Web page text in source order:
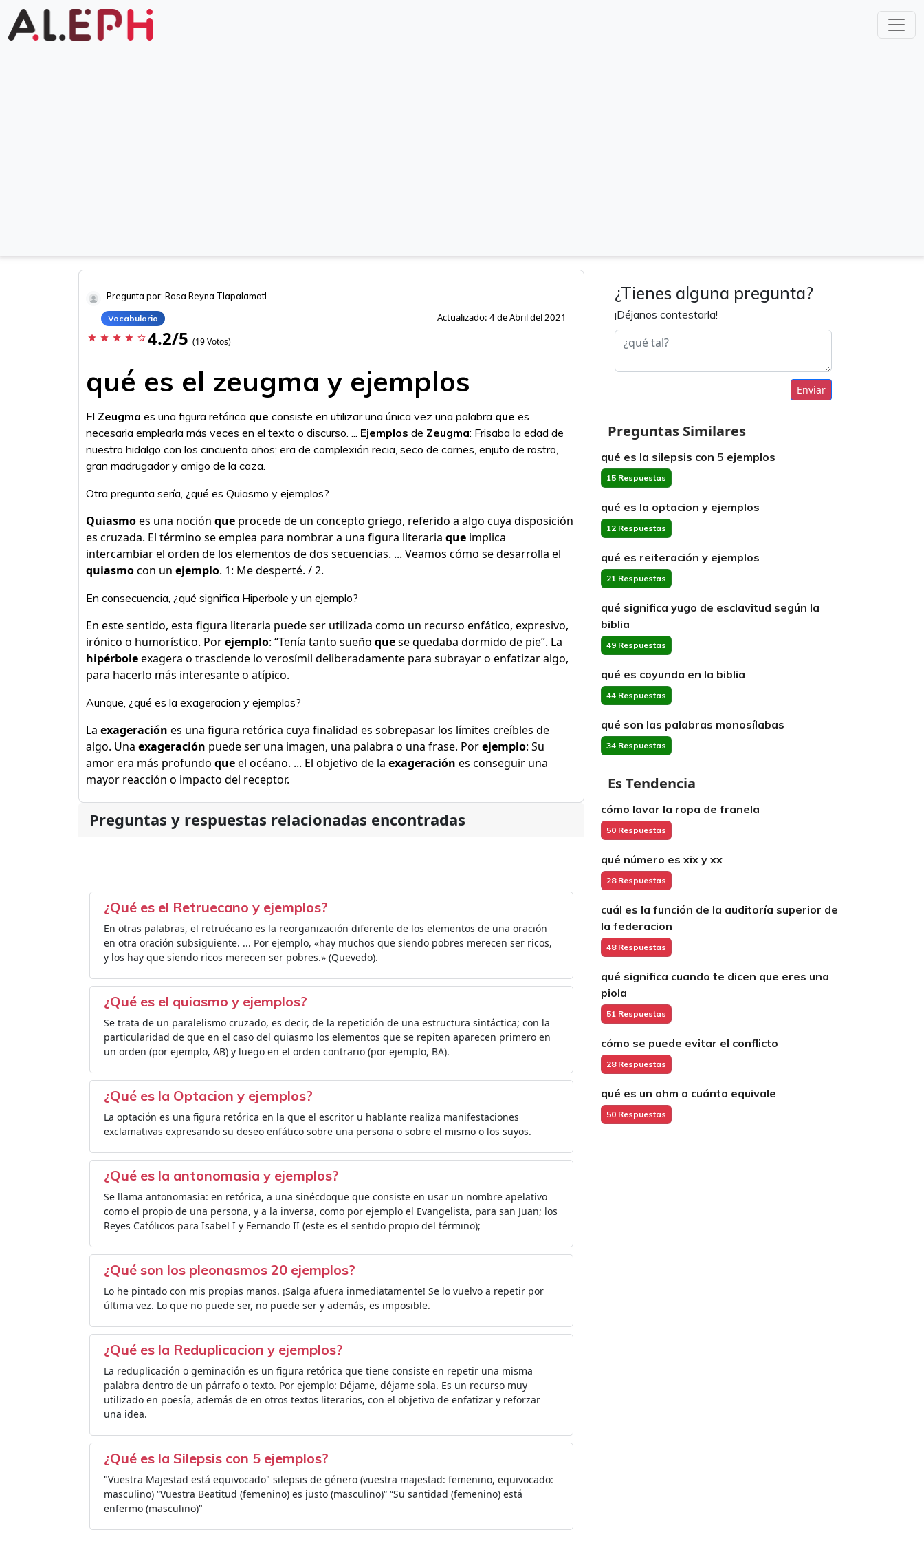
Pregunta por: Rosa Reyna Tlapalamatl
Vocabulario Actualizado: 4 de Abril del 2021
star star star star star_border 4.2/5 (19 Votos)
qué es el zeugma y ejemplos
El Zeugma es una figura retórica que consiste en utilizar una única vez una palabra que es
necesaria emplearla más veces en el texto o discurso. ... Ejemplos de Zeugma: Frisaba la edad de
nuestro hidalgo con los cincuenta años; era de complexión recia, seco de carnes, enjuto de rostro,
gran madrugador y amigo de la caza.
Otra pregunta sería, ¿qué es Quiasmo y ejemplos?
Quiasmoes una noción que procede de un concepto griego, referido a algo cuya disposición
es cruzada. El término se emplea para nombrar a una figura literaria que implica
intercambiar el orden de los elementos de dos secuencias. ... Veamos cómo se desarrolla el
quiasmocon un ejemplo. 1: Me desperté. / 2.
En consecuencia, ¿qué significa Hiperbole y un ejemplo?
En este sentido, esta figura literaria puede ser utilizada como un recurso enfático, expresivo,
irónico o humorístico. Porejemplo: “Tenía tanto sueño quese quedaba dormido de pie”. La
hipérboleexagera o trasciende lo verosímil deliberadamente para subrayar o enfatizar algo,
para hacerlo más interesante o atípico.
Aunque, ¿qué es la exageracion y ejemplos?
La exageración es una figura retórica cuya finalidad es sobrepasar los límites creíbles de
algo. Una exageración puede ser una imagen, una palabra o una frase. Porejemplo: Su
amor era más profundo queel océano. ... El objetivo de la exageración es conseguir una
mayor reacción o impacto del receptor.
Preguntas y respuestas relacionadas encontradas
¿Qué es el Retruecano y ejemplos?
En otras palabras, el retruécano es la reorganización diferente de los elementos de una oración
en otra oración subsiguiente. ... Por ejemplo, «hay muchos que siendo pobres merecen ser ricos,
y los hay que siendo ricos merecen ser pobres.» (Quevedo).
¿Qué es el quiasmo y ejemplos?
Se trata de un paralelismo cruzado, es decir, de la repetición de una estructura sintáctica; con la
particularidad de que en el caso del quiasmo los elementos que se repiten aparecen primero en
un orden (por ejemplo, AB) y luego en el orden contrario (por ejemplo, BA).
¿Qué es la Optacion y ejemplos?
La optación es una figura retórica en la que el escritor u hablante realiza manifestaciones
exclamativas expresando su deseo enfático sobre una persona o sobre el mismo o los suyos.
¿Qué es la antonomasia y ejemplos?
Se llama antonomasia: en retórica, a una sinécdoque que consiste en usar un nombre apelativo
como el propio de una persona, y a la inversa, como por ejemplo el Evangelista, para san Juan; los
Reyes Católicos para Isabel I y Fernando II (este es el sentido propio del término);
¿Qué son los pleonasmos 20 ejemplos?
Lo he pintado con mis propias manos. ¡Salga afuera inmediatamente! Se lo vuelvo a repetir por
última vez. Lo que no puede ser, no puede ser y además, es imposible.
¿Qué es la Reduplicacion y ejemplos?
La reduplicación o geminación es un figura retórica que tiene consiste en repetir una misma
palabra dentro de un párrafo o texto. Por ejemplo: Déjame, déjame sola. Es un recurso muy
utilizado en poesía, además de en otros textos literarios, con el objetivo de enfatizar y reforzar
una idea.
¿Qué es la Silepsis con 5 ejemplos?
"Vuestra Majestad está equivocado" silepsis de género (vuestra majestad: femenino, equivocado:
masculino) “Vuestra Beatitud (femenino) es justo (masculino)“ “Su santidad (femenino) está
enfermo (masculino)"
¿Tienes alguna pregunta?
¡Déjanos contestarla!
Enviar
Preguntas Similares
qué es la silepsis con 5 ejemplos
15 Respuestas
qué es la optacion y ejemplos
12 Respuestas
qué es reiteración y ejemplos
21 Respuestas
qué significa yugo de esclavitud según la
biblia
49 Respuestas
qué es coyunda en la biblia
44 Respuestas
qué son las palabras monosílabas
34 Respuestas
Es Tendencia
cómo lavar la ropa de franela
50 Respuestas
qué número es xix y xx
28 Respuestas
cuál es la función de la auditoría superior de
la federacion
48 Respuestas
qué significa cuando te dicen que eres una
piola
51 Respuestas
cómo se puede evitar el conflicto
28 Respuestas
qué es un ohm a cuánto equivale
50 Respuestas